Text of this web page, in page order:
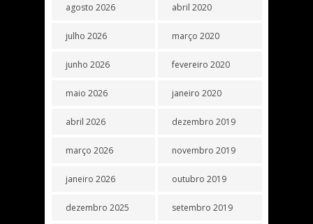
agosto 2026
julho 2026
junho 2026
maio 2026
abril 2026
março 2026
janeiro 2026
dezembro 2025
abril 2020
março 2020
fevereiro 2020
janeiro 2020
dezembro 2019
novembro 2019
outubro 2019
setembro 2019